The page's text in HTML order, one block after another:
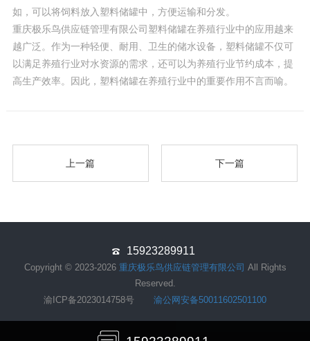
如，可以将饲料放入塑料储罐中，方便运输和分发。
重庆极乐鸟供应链管理有限公司塑料储罐在养殖行业中的应用越来
越广泛。作为一种轻便、耐用、卫生的储水设备，塑料储罐不仅可
以满足养殖行业对水资源的需求，还可以为养殖行业节约成本，提
高生产效率。因此，塑料储罐在养殖行业中的重要作用不言而喻。
上一篇 下一篇
15923289911
Copyright © 2023-2026 重庆极乐鸟供应链管理有限公司 All Rights
Reserved.
渝ICP备2023014758号
渝公网安备50011602501100